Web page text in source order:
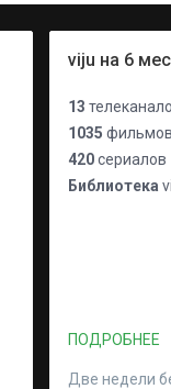
viju на 6
13
1035 фильмов
420сериалов
Библиотека
ПОДРОБНЕЕ
Две недели